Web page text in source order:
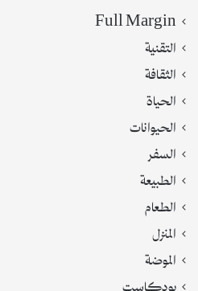
Full Margin
التقنية
الثقافة
الحياة
الحيوانات
السفر
الطبيعة
الطعام
المنزل
الموضة
بودكاست